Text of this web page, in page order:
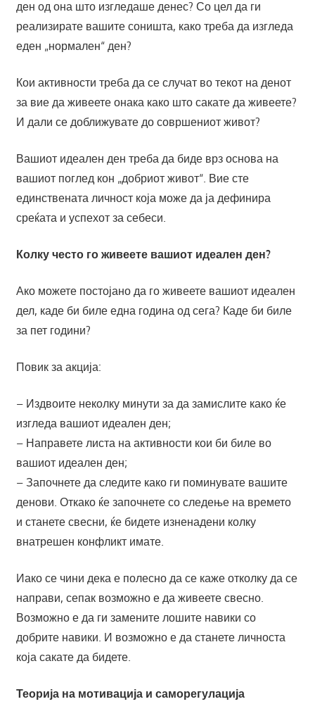
ден од она што изгледаше денес? Со цел да ги
реализирате вашите соништа, како треба да изгледа
еден „нормален“ ден?
Кои активности треба да се случат во текот на денот
за вие да живеете онака како што сакате да живеете?
И дали се доближувате до совршениот живот?
Вашиот идеален ден треба да биде врз основа на
вашиот поглед кон „добриот живот“. Вие сте
единствената личност која може да ја дефинира
среќата и успехот за себеси.
Колку често го живеете вашиот идеален ден?
Ако можете постојано да го живеете вашиот идеален
дел, каде би биле една година од сега? Каде би биле
за пет години?
Повик за акција:
– Издвоите неколку минути за да замислите како ќе
изгледа вашиот идеален ден;
– Направете листа на активности кои би биле во
вашиот идеален ден;
– Започнете да следите како ги поминувате вашите
денови. Откако ќе започнете со следење на времето
и станете свесни, ќе бидете изненадени колку
внатрешен конфликт имате.
Иако се чини дека е полесно да се каже отколку да се
направи, сепак возможно е да живеете свесно.
Возможно е да ги замените лошите навики со
добрите навики. И возможно е да станете личноста
која сакате да бидете.
Теорија на мотивација и саморегулација